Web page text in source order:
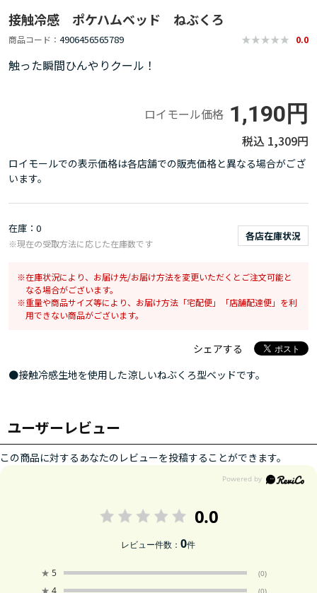
接触冷感 ポケハムベッド ねぶくろ
商品コード 4906456565789 0.0
触った瞬間ひんやりクール！
ロイモール価格 1,190円
1,309円
ロイモールでの表示価格は各店舗での販売価格と異なる場合がござ
います。
在庫 0
各店在庫状況
※現在の受取方法に応じた在庫数です
在庫状況により、お届け先/お届け方法を変更いただくとご注文可能と
なる場合がございます。
重量や商品サイズ等により、お届け方法「宅配便」「店舗配達便」を利
用できない商品がございます。
シェアする
●接触冷感生地を使用した涼しいねぶくろ型ベッドです。
ユーザーレビュー
この商品に対するあなたのレビューを投稿することができます。
0.0
レビュー件数：0件
★ 5 (0)
★ 4 (0)